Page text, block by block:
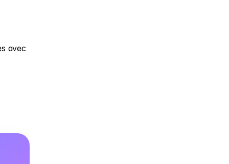
avec